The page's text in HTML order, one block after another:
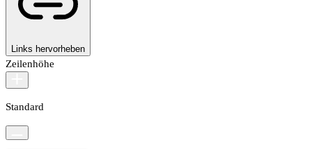
Links hervorheben
Zeilenhöhe
Standard